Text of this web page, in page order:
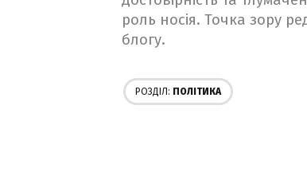
роль носія. Точка зору
блогу.
РОЗДІЛ: ПОЛІТИКА